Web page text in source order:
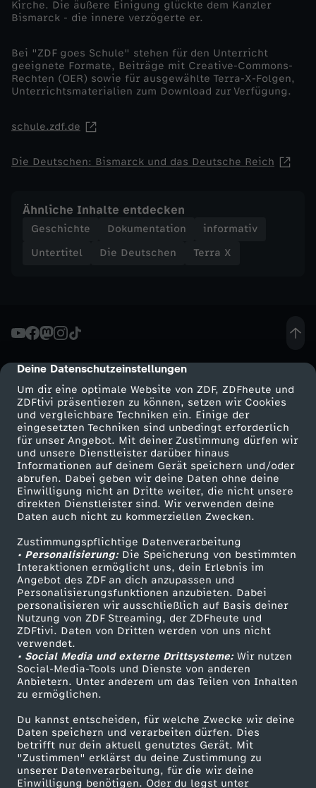
cmp-dialog-description
Deine Datenschutzeinstellungen
Um dir eine optimale Website von ZDF, ZDFheute und
ZDFtivi präsentieren zu können, setzen wir Cookies
und vergleichbare Techniken ein. Einige der
eingesetzten Techniken sind unbedingt erforderlich
für unser Angebot. Mit deiner Zustimmung dürfen wir
und unsere Dienstleister darüber hinaus
Informationen auf deinem Gerät speichern und/oder
abrufen. Dabei geben wir deine Daten ohne deine
Einwilligung nicht an Dritte weiter, die nicht unsere
direkten Dienstleister sind. Wir verwenden deine
Daten auch nicht zu kommerziellen Zwecken.
Zustimmungspflichtige Datenverarbeitung
• Personalisierung:Die Speicherung von bestimmten
Interaktionen ermöglicht uns, dein Erlebnis im
Angebot des ZDF an dich anzupassen und
Personalisierungsfunktionen anzubieten. Dabei
personalisieren wir ausschließlich auf Basis deiner
Nutzung von ZDF Streaming, der ZDFheute und
ZDFtivi. Daten von Dritten werden von uns nicht
verwendet.
• Social Media und externe Drittsysteme:Wir nutzen
Social-Media-Tools und Dienste von anderen
Anbietern. Unter anderem um das Teilen von Inhalten
zu ermöglichen.
Du kannst entscheiden, für welche Zwecke wir deine
Daten speichern und verarbeiten dürfen. Dies
betrifft nur dein aktuell genutztes Gerät. Mit
"Zustimmen" erklärst du deine Zustimmung zu
unserer Datenverarbeitung, für die wir deine
Einwilligung benötigen. Oder du legst unter
Kirche. Die äußere Einigung glückte dem Kanzler
Bismarck - die innere verzögerte er.
Bei "ZDF goes Schule" stehen für den Unterricht
geeignete Formate, Beiträge mit Creative-Commons-
Rechten (OER) sowie für ausgewählte Terra-X-Folgen,
Unterrichtsmaterialien zum Download zur Verfügung.
schule.zdf.de
Die Deutschen: Bismarck und das Deutsche Reich
Ähnliche Inhalte entdecken
Geschichte Dokumentation
informativ
Untertitel
Die Deutschen Terra X
Mehr ZDF
ZDF-Apps
Smart TV
ZDFtext
Livestreams
Sendungen A-Z
TV-Programm
Service
ZDFmitreden
Kontakt zum ZDF
Tickets
Zuschauerservice
Hilfe
ZDF Unternehmen
Karriere
ZDF goes Schule
Werbefernsehen
Mainzelmännchen